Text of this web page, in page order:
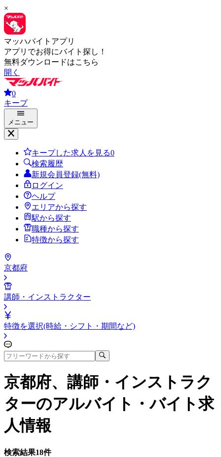
×
マッハバイトアプリ
アプリでお得にバイト探し！
無料ダウンロードはこちら
開く
0
キープ
メニュー
キープした求人を見る0
検索履歴
新規会員登録(無料)
ログイン
ヘルプ
エリアから探す
駅から探す
職種から探す
特徴から探す
京都府
講師・インストラクター
特徴を選択(時給・シフト・期間など)
京都府、講師・インストラク
ターのアルバイト・バイト求
人情報
検索結果18件